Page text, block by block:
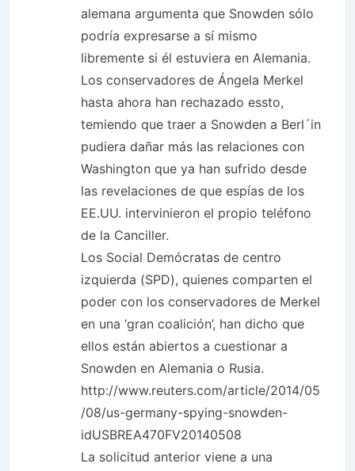
alemana argumenta que Snowden sólo
podría expresarse a sí mismo
libremente si él estuviera en Alemania.
Los conservadores de Ángela Merkel
hasta ahora han rechazado essto,
temiendo que traer a Snowden a Berl´in
pudiera dañar más las relaciones con
Washington que ya han sufrido desde
las revelaciones de que espías de los
EE.UU. intervinieron el propio teléfono
de la Canciller.
Los Social Demócratas de centro
izquierda (SPD), quienes comparten el
poder con los conservadores de Merkel
en una ‘gran coalición’, han dicho que
ellos están abiertos a cuestionar a
Snowden en Alemania o Rusia.
http://www.reuters.com/article/2014/05
/08/us-germany-spying-snowden-
idUSBREA470FV20140508
La solicitud anterior viene a una